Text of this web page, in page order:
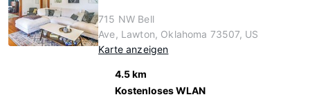
715 NW Bell
Ave, Lawton, Oklahoma 73507, US
Karte anzeigen
4.5 km
Kostenloses WLAN